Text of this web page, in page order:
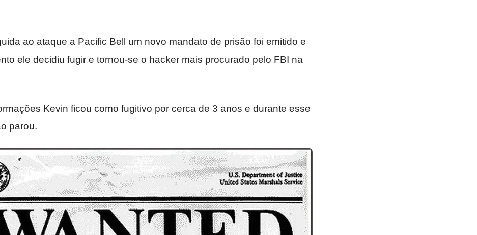
ao ataque a Pacific Bell um novo mandato de prisão foi emitido e
ele decidiu fugir e tornou-se o hacker mais procurado pelo FBI na
Kevin ficou como fugitivo por cerca de 3 anos e durante esse
parou.